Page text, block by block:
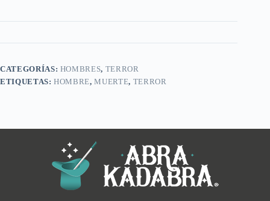
CATEGORÍAS: HOMBRES, TERROR
ETIQUETAS:HOMBRE,MUERTE, TERROR